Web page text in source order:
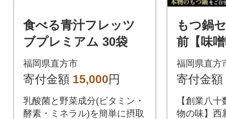
食べる青汁フレッツ
ブプレミアム 30袋
福岡県直方市
寄付金額 15,000円
乳酸菌と野菜成分(ビタミン・
酵素・ミネラル)を簡単に摂取
もつ鍋
前【味
き】(直
福岡県直方
寄付金額
【創業八
物の味】西